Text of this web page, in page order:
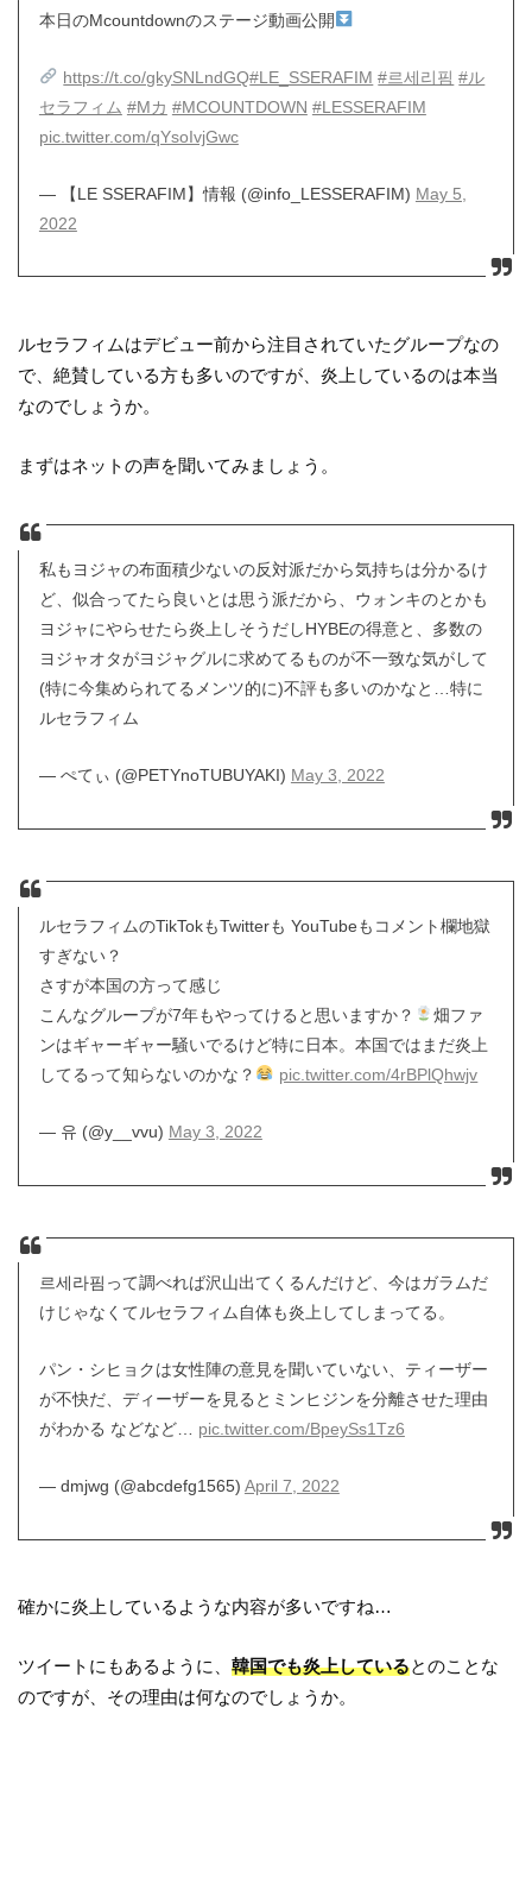
本日のMcountdownのステージ動画公開
https://t.co/gkySNLndGQ#LE_SSERAFIM #르세리핌 #ル
セラフィム #Mカ #MCOUNTDOWN #LESSERAFIM
pic.twitter.com/qYsoIvjGwc
— 【LE SSERAFIM】情報 (@info_LESSERAFIM) May 5,
2022
ルセラフィムはデビュー前から注目されていたグループなの
で、絶賛している方も多いのですが、炎上しているのは本当
なのでしょうか。
まずはネットの声を聞いてみましょう。
私もヨジャの布面積少ないの反対派だから気持ちは分かるけ
ど、似合ってたら良いとは思う派だから、ウォンキのとかも
ヨジャにやらせたら炎上しそうだしHYBEの得意と、多数の
ヨジャオタがヨジャグルに求めてるものが不一致な気がして
(特に今集められてるメンツ的に)不評も多いのかなと…特に
ルセラフィム
— ぺてぃ (@PETYnoTUBUYAKI) May 3, 2022
ルセラフィムのTikTokもTwitterも YouTubeもコメント欄地獄
すぎない？
さすが本国の方って感じ
こんなグループが7年もやってけると思いますか？
畑ファ
ンはギャーギャー騒いでるけど特に日本。本国ではまだ炎上
してるって知らないのかな？
pic.twitter.com/4rBPlQhwjv
— 유 (@y__vvu) May 3, 2022
르세라핌って調べれば沢山出てくるんだけど、今はガラムだ
けじゃなくてルセラフィム自体も炎上してしまってる。
パン・シヒョクは女性陣の意見を聞いていない、ティーザー
が不快だ、ディーザーを見るとミンヒジンを分離させた理由
がわかる などなど… pic.twitter.com/BpeySs1Tz6
— dmjwg (@abcdefg1565) April 7, 2022
確かに炎上しているような内容が多いですね…
ツイートにもあるように、韓国でも炎上しているとのことな
のですが、その理由は何なのでしょうか。